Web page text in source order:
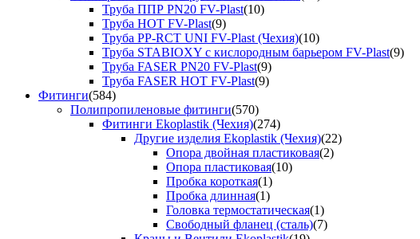
Труба ППР PN20 FV-Plast(10)
Труба HOT FV-Plast(9)
Труба PP-RCT UNI FV-Plast (Чехия)(10)
Труба STABIOXY с кислородным барьером FV-Plast(9)
Труба FASER PN20 FV-Plast(9)
Труба FASER HOT FV-Plast(9)
Фитинги(584)
Полипропиленовые фитинги(570)
Фитинги Ekoplastik (Чехия)(274)
Другие изделия Ekoplastik (Чехия)(22)
Опора двойная пластиковая(2)
Опора пластиковая(10)
Пробка короткая(1)
Пробка длинная(1)
Головка термостатическая(1)
Свободный фланец (сталь)(7)